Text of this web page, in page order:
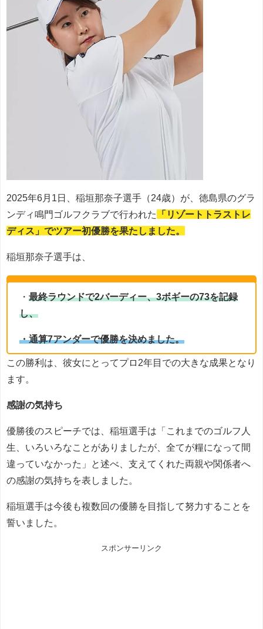
2025年6月1日、稲垣那奈子選手（24歳）が、徳島県のグラ
ンディ鳴門ゴルフクラブで行われた
「リゾートトラストレ
ディス」でツアー初優勝を果たしました。
稲垣那奈子選手は、
・ 最終ラウンドで2バーディー、3ボギーの73を記録
し、
・通算7アンダーで優勝を決めました。
この勝利は、彼女にとってプロ2年目での大きな成果となり
ます。
感謝の気持ち
優勝後のスピーチでは、稲垣選手は「これまでのゴルフ人
生、いろいろなことがありましたが、全てが糧になって間
違っていなかった」と述べ、支えてくれた両親や関係者へ
の感謝の気持ちを表しました。
稲垣選手は今後も複数回の優勝を目指して努力することを
誓いました。
スポンサーリンク